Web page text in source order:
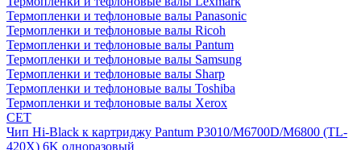
Термопленки и тефлоновые валы Panasonic
Термопленки и тефлоновые валы Ricoh
Термопленки и тефлоновые валы Pantum
Термопленки и тефлоновые валы Samsung
Термопленки и тефлоновые валы Sharp
Термопленки и тефлоновые валы Toshiba
Термопленки и тефлоновые валы Xerox
CET
Чип Hi-Black к картриджу Pantum P3010/M6700D/M6800 (TL-
420X) 6K одноразовый